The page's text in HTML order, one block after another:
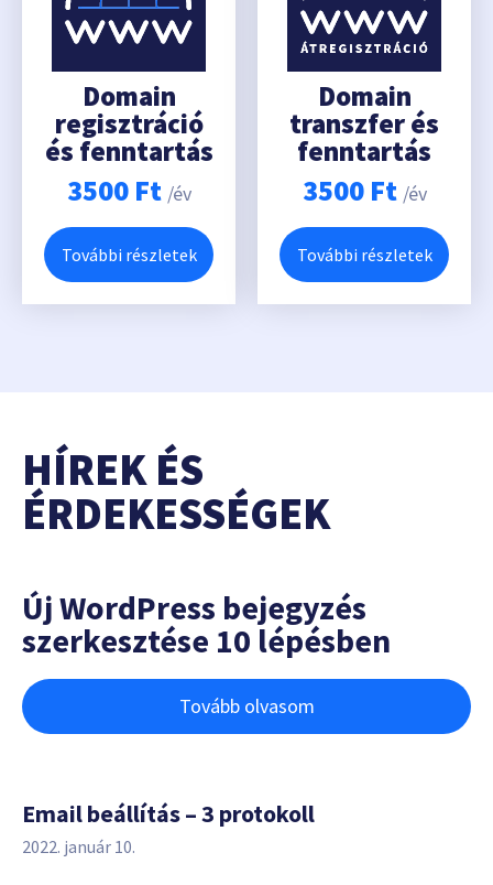
Domain
regisztráció
és fenntartás
3500 Ft /év
További részletek
Domain
transzfer és
fenntartás
3500 Ft /év
További részletek
HÍREK ÉS
ÉRDEKESSÉGEK
Új WordPress bejegyzés
szerkesztése 10 lépésben
Tovább olvasom
Email beállítás – 3 protokoll
2022. január 10.